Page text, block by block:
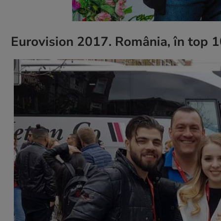
Eurovision 2017. România, în top